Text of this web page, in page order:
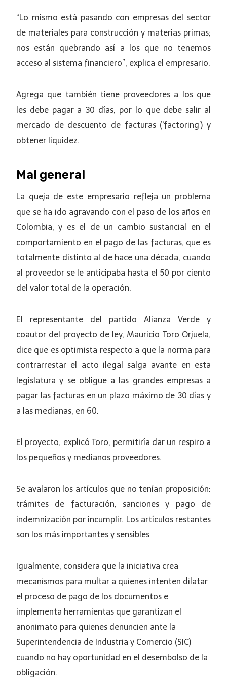
“Lo mismo está pasando con empresas del sector
de materiales para construcción y materias primas;
nos están quebrando así a los que no tenemos
acceso al sistema financiero”, explica el empresario.
Agrega que también tiene proveedores a los que
les debe pagar a 30 días, por lo que debe salir al
mercado de descuento de facturas (‘factoring’) y
obtener liquidez.
Mal general
La queja de este empresario refleja un problema
que se ha ido agravando con el paso de los años en
Colombia, y es el de un cambio sustancial en el
comportamiento en el pago de las facturas, que es
totalmente distinto al de hace una década, cuando
al proveedor se le anticipaba hasta el 50 por ciento
del valor total de la operación.
El representante del partido Alianza Verde y
coautor del proyecto de ley, Mauricio Toro Orjuela,
dice que es optimista respecto a que la norma para
contrarrestar el acto ilegal salga avante en esta
legislatura y se obligue a las grandes empresas a
pagar las facturas en un plazo máximo de 30 días y
a las medianas, en 60.
El proyecto, explicó Toro, permitiría dar un respiro a
los pequeños y medianos proveedores.
Se avalaron los artículos que no tenían proposición:
trámites de facturación, sanciones y pago de
indemnización por incumplir. Los artículos restantes
son los más importantes y sensibles
Igualmente, considera que la iniciativa crea
mecanismos para multar a quienes intenten dilatar
el proceso de pago de los documentos e
implementa herramientas que garantizan el
anonimato para quienes denuncien ante la
Superintendencia de Industria y Comercio (SIC)
cuando no hay oportunidad en el desembolso de la
obligación.